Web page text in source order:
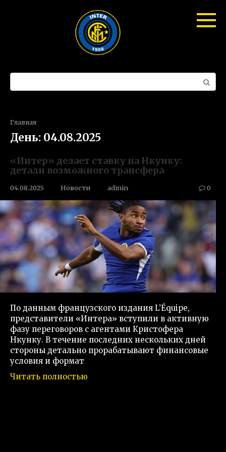
Поиск:
Главная
День: 04.08.2025
«Интер» делает ставку на Нкунку:
детали возможного трансфера
04.08.2025 Новости admin 0
По данным французского издания L’Équipe,
представители «Интера» вступили в активную
фазу переговоров с агентами Кристофера
Нкунку. В течение последних нескольких дней
стороны детально прорабатывают финансовые
условия и формат
Читать полностью